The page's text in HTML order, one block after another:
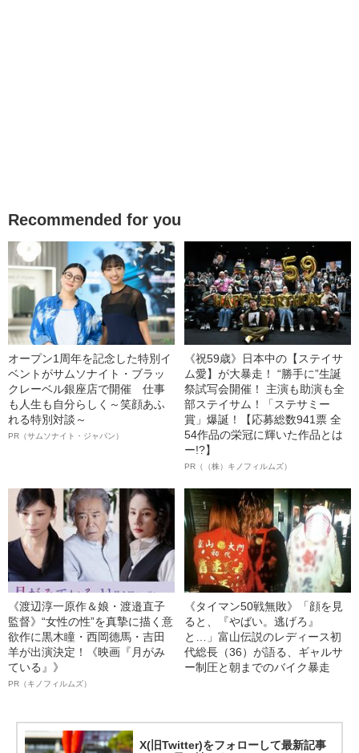
Recommended for you
オープン1周年を記念した特別イ
ベントがサムソナイト・ブラッ
クレーベル銀座店で開催 仕事
も人生も自分らしく～笑顔あふ
れる特別対談～
PR（サムソナイト・ジャパン）
《祝59歳》日本中の【ステイサ
ム愛】が大暴走！ “勝手に”生誕
祭試写会開催！ 主演も助演も全
部ステイサム！「ステサミー
賞」爆誕！【応募総数941票 全
54作品の栄冠に輝いた作品とは
ー!?】
PR（（株）キノフィルムズ）
《渡辺淳一原作＆娘・渡邉直子
監督》“女性の性”を真摯に描く意
欲作に黒木瞳・西岡德馬・吉田
羊が出演決定！《映画『月がみ
ている』》
PR（キノフィルムズ）
《タイマン50戦無敗》「顔を見
ると、『やばい。逃げろ』
と…」富山伝説のレディース初
代総長（36）が語る、ギャルサ
ー制圧と朝までのバイク暴走
X(旧Twitter)をフォローして最新記事